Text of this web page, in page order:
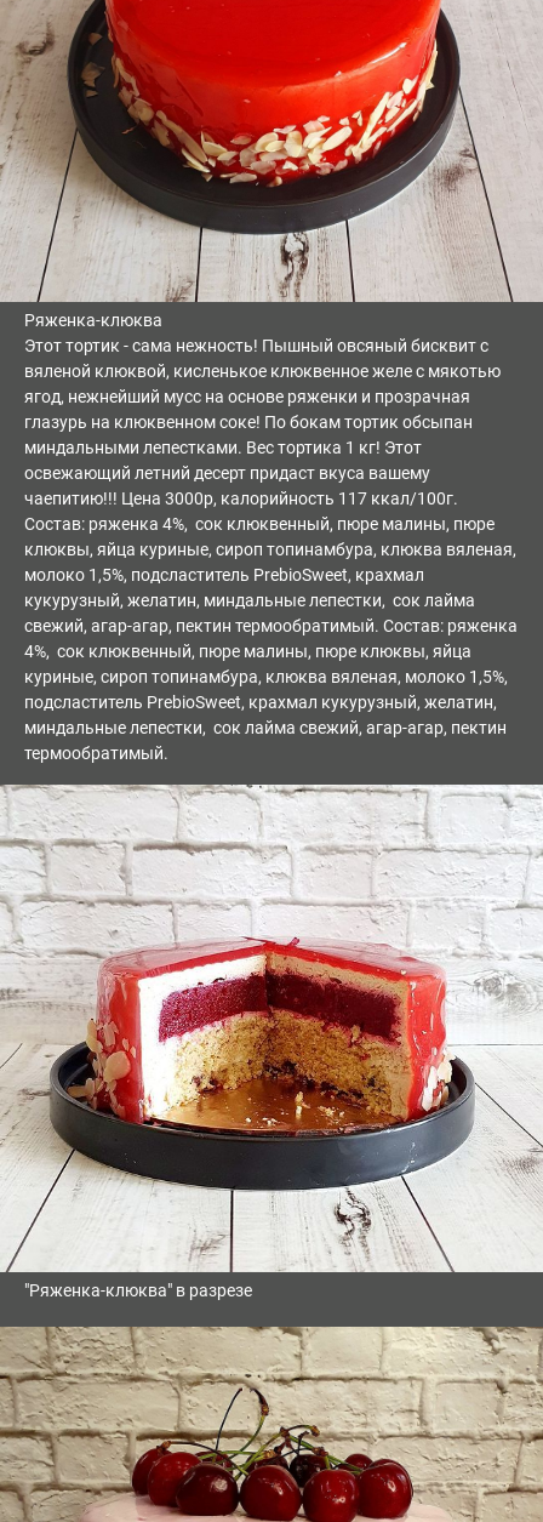
Ряженка-клюква
Этот тортик - сама нежность! Пышный овсяный бисквит с
вяленой клюквой, кисленькое клюквенное желе с мякотью
ягод, нежнейший мусс на основе ряженки и прозрачная
глазурь на клюквенном соке! По бокам тортик обсыпан
миндальными лепестками. Вес тортика 1 кг! Этот
освежающий летний десерт придаст вкуса вашему
чаепитию!!! Цена 3000р, калорийность 117 ккал/100г.
Состав: ряженка 4%, сок клюквенный, пюре малины, пюре
клюквы, яйца куриные, сироп топинамбура, клюква вяленая,
молоко 1,5%, подсластитель PrebioSweet, крахмал
кукурузный, желатин, миндальные лепестки, сок лайма
свежий, агар-агар, пектин термообратимый. Состав: ряженка
4%, сок клюквенный, пюре малины, пюре клюквы, яйца
куриные, сироп топинамбура, клюква вяленая, молоко 1,5%,
подсластитель PrebioSweet, крахмал кукурузный, желатин,
миндальные лепестки, сок лайма свежий, агар-агар, пектин
термообратимый.
"Ряженка-клюква" в разрезе